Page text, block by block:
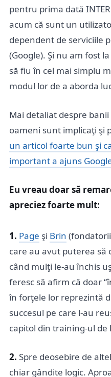
pentru prima dată
acum că sunt un
dependent de serviciile
(Google). Şi nu am fost
să fiu în cel mai simplu
modul lor de a aborda
Mai detaliat despre
oameni sunt implicaţi şi
un articol foarte bun şi
important a ajuns
Eu vreau doar să
apreciez foarte mult:
1. Page şi Brin
care au avut puterea să
când mulţi le-au închis
feresc să afirm că doar
în forţele lor reprezintă
succesul pe care l-au
capitol din training-ul de
2. Spre deosebire de
chiar gândite logic.